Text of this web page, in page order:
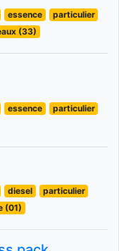
essence
particulier
(33)
essence
particulier
diesel
particulier
(01)